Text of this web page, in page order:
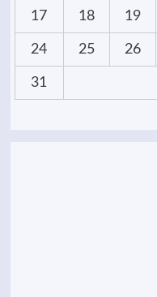
17 18 19
24 25 26
31